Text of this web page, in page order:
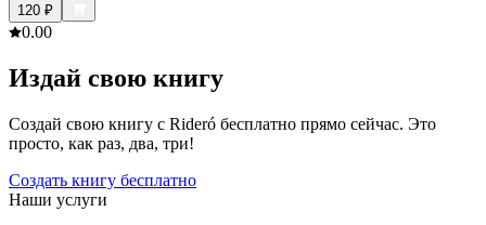
120 ₽
0.00
Издай свою книгу
Создай свою книгу с Rideró бесплатно прямо сейчас. Это
просто, как раз, два, три!
Создать книгу бесплатно
Наши услуги